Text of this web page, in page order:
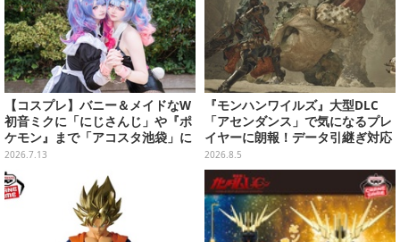
【コスプレ】バニー＆メイドなW
初音ミクに「にじさんじ」や『ポ
ケモン』まで「アコスタ池袋」に
集った美麗レイヤー13選【写真60
枚】
2026.7.13
『モンハンワイルズ』大型DLC
「アセンダンス」で気になるプレ
イヤーに朗報！データ引継ぎ対応
の「序盤体験版」が本日8月5日配
信
2026.8.5